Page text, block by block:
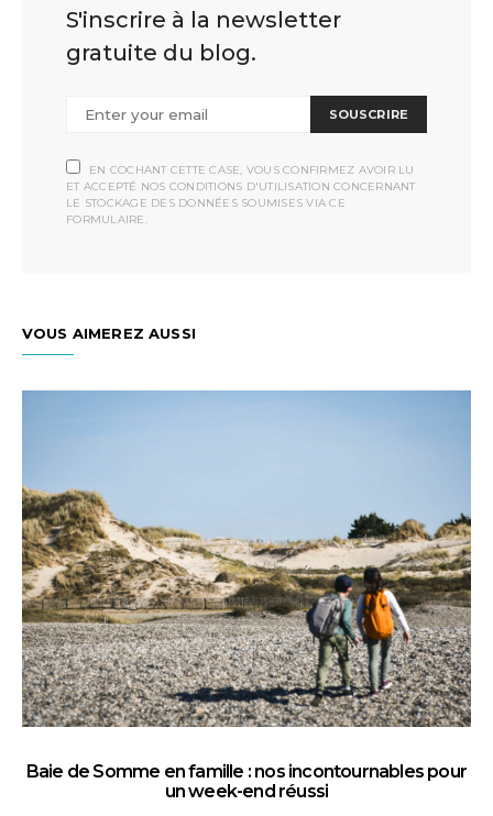
S'inscrire à la newsletter
gratuite du blog.
SOUSCRIRE
EN COCHANT CETTE CASE, VOUS CONFIRMEZ AVOIR LU
ET ACCEPTÉ NOS CONDITIONS D'UTILISATION CONCERNANT
LE STOCKAGE DES DONNÉES SOUMISES VIA CE
FORMULAIRE.
VOUS AIMEREZ AUSSI
Baie de Somme en famille : nos incontournables pour
un week-end réussi